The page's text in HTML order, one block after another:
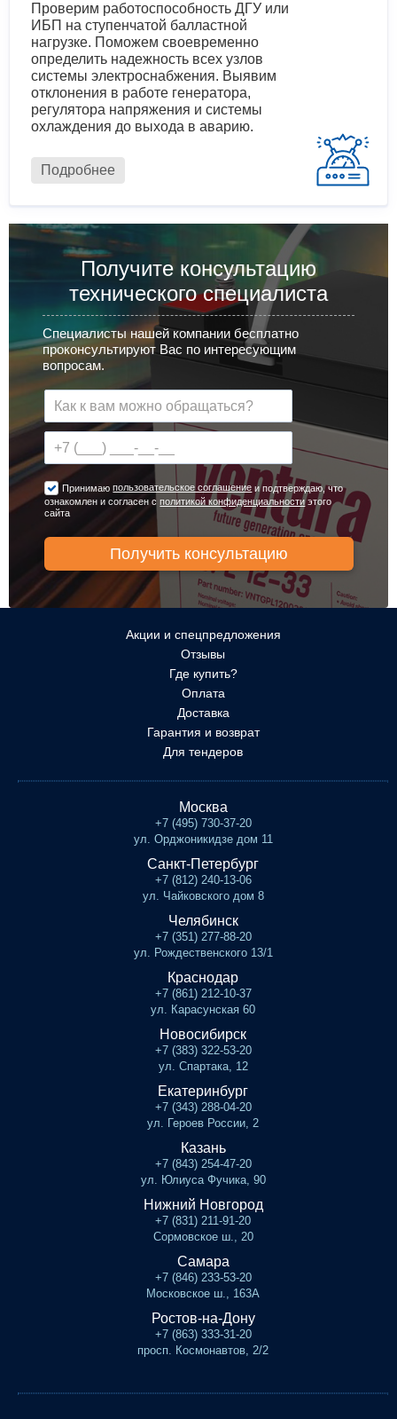
Проверим работоспособность ДГУ или
ИБП на ступенчатой балластной
нагрузке. Поможем своевременно
определить надежность всех узлов
системы электроснабжения. Выявим
отклонения в работе генератора,
регулятора напряжения и системы
охлаждения до выхода в аварию.
Подробнее
Получите консультацию
технического специалиста
Специалисты нашей компании бесплатно
проконсультируют Вас по интересующим
вопросам.
Принимаюпользовательское соглашение и подтверждаю, что
ознакомлен и согласен сполитикой конфиденциальностиэтого
сайта
Акции и спецпредложения
Отзывы
Где купить?
Оплата
Доставка
Гарантия и возврат
Для тендеров
Москва
+7 (495) 730-37-20
ул. Орджоникидзе дом 11
Санкт-Петербург
+7 (812) 240-13-06
ул. Чайковского дом 8
Челябинск
+7 (351) 277-88-20
ул. Рождественского 13/1
Краснодар
+7 (861) 212-10-37
ул. Карасунская 60
Новосибирск
+7 (383) 322-53-20
ул. Спартака, 12
Екатеринбург
+7 (343) 288-04-20
ул. Героев России, 2
Казань
+7 (843) 254-47-20
ул. Юлиуса Фучика, 90
Нижний Новгород
+7 (831) 211-91-20
Сормовское ш., 20
Самара
+7 (846) 233-53-20
Московское ш., 163А
Ростов-на-Дону
+7 (863) 333-31-20
просп. Космонавтов, 2/2